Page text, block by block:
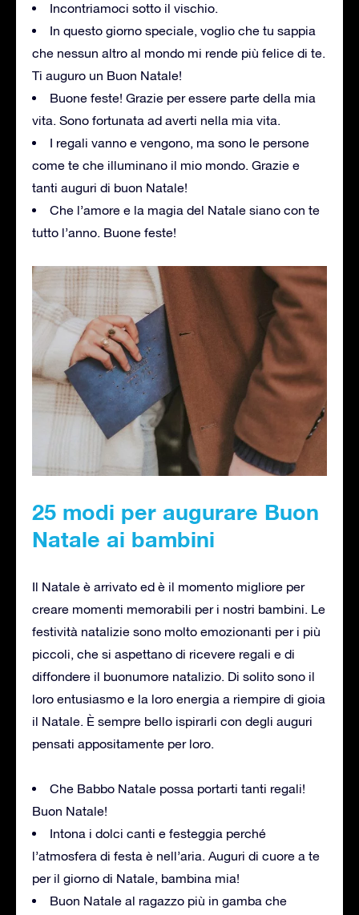
Incontriamoci sotto il vischio.
In questo giorno speciale, voglio che tu sappia
che nessun altro al mondo mi rende più felice di te.
Ti auguro un Buon Natale!
Buone feste! Grazie per essere parte della mia
vita. Sono fortunata ad averti nella mia vita.
I regali vanno e vengono, ma sono le persone
come te che illuminano il mio mondo. Grazie e
tanti auguri di buon Natale!
Che l’amore e la magia del Natale siano con te
tutto l’anno. Buone feste!
25 modi per augurare Buon
Natale ai bambini
Il Natale è arrivato ed è il momento migliore per
creare momenti memorabili per i nostri bambini. Le
festività natalizie sono molto emozionanti per i più
piccoli, che si aspettano di ricevere regali e di
diffondere il buonumore natalizio. Di solito sono il
loro entusiasmo e la loro energia a riempire di gioia
il Natale. È sempre bello ispirarli con degli auguri
pensati appositamente per loro.
Che Babbo Natale possa portarti tanti regali!
Buon Natale!
Intona i dolci canti e festeggia perché
l’atmosfera di festa è nell’aria. Auguri di cuore a te
per il giorno di Natale, bambina mia!
Buon Natale al ragazzo più in gamba che